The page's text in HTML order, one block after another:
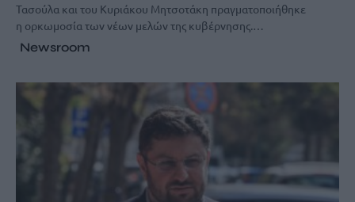
Τασούλα και του Κυριάκου Μητσοτάκη πραγματοποιήθηκε
η ορκωμοσία των νέων μελών της κυβέρνησης.…
Newsroom